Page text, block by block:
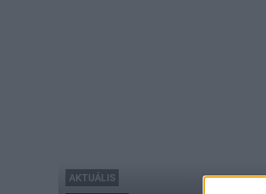
AKTUÁLIS